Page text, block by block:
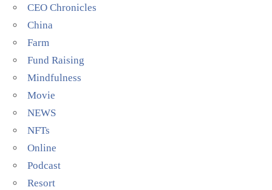
CEO Chronicles
China
Farm
Fund Raising
Mindfulness
Movie
NEWS
NFTs
Online
Podcast
Resort